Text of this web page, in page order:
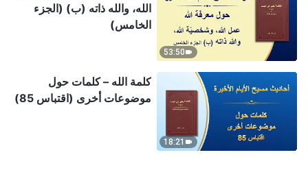
53:50
الله، والله ذاته (ب) (الجزء
الخامس)
18:21
كلمة الله – كلمات حول
موضوعات أخرى (اقتباس 85)